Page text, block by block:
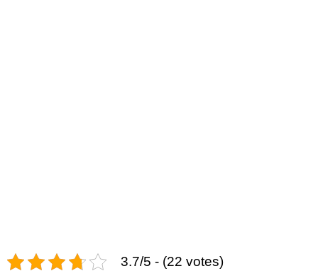
3.7/5 - (22 votes)